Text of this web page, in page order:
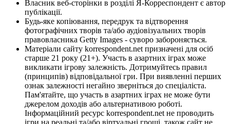
Власник веб-сторінки в розділі Я-Корреспондент є автор
публікації.
Будь-яке копіювання, передрук та відтворення
фотографічних творів та/або аудіовізуальних творів
правовласника Getty Images - суворо забороняється.
Матеріали сайту korrespondent.net призначені для осіб
старше 21 року (21+). Участь в азартних іграх може
викликати ігрову залежність. Дотримуйтесь правил
(принципів) відповідальної гри. При виявленні перших
ознак залежності негайно зверніться до спеціаліста.
Пам'ятайте, що участь в азартних іграх не може бути
джерелом доходів або альтернативою роботі.
Інформаційний ресурс korrespondent.net не проводить